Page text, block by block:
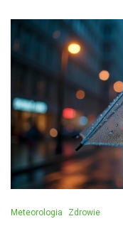
Meteorologia Zdrowie